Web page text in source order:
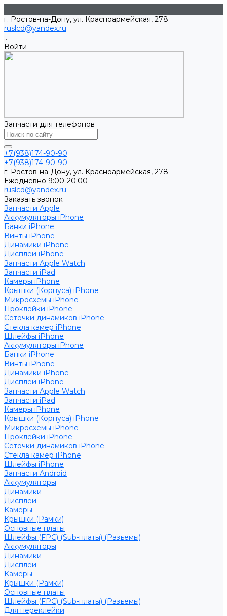
г. Ростов-на-Дону, ул. Красноармейская, 278
ruslcd@yandex.ru
...
Войти
Запчасти для телефонов
+7(938)174-90-90
+7(938)174-90-90
г. Ростов-на-Дону, ул. Красноармейская, 278
Ежедневно 9:00-20:00
ruslcd@yandex.ru
Заказать звонок
Запчасти Apple
Аккумуляторы iPhone
Банки iPhone
Винты iPhone
Динамики iPhone
Дисплеи iPhone
Запчасти Apple Watch
Запчасти iPad
Камеры iPhone
Крышки (Корпуса) iPhone
Микросхемы iPhone
Проклейки iPhone
Сеточки динамиков iPhone
Стекла камер iPhone
Шлейфы iPhone
Аккумуляторы iPhone
Банки iPhone
Винты iPhone
Динамики iPhone
Дисплеи iPhone
Запчасти Apple Watch
Запчасти iPad
Камеры iPhone
Крышки (Корпуса) iPhone
Микросхемы iPhone
Проклейки iPhone
Сеточки динамиков iPhone
Стекла камер iPhone
Шлейфы iPhone
Запчасти Android
Аккумуляторы
Динамики
Дисплеи
Камеры
Крышки (Рамки)
Основные платы
Шлейфы (FPC) (Sub-платы) (Разъемы)
Аккумуляторы
Динамики
Дисплеи
Камеры
Крышки (Рамки)
Основные платы
Шлейфы (FPC) (Sub-платы) (Разъемы)
Для переклейки